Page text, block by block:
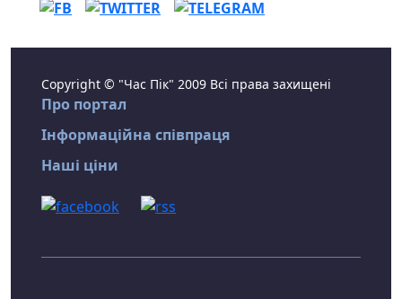
Copyright © "Час Пік" 2009 Всі права захищені
Про портал
Інформаційна співпраця
Наші ціни